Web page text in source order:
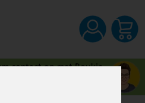
contact op met Boukje